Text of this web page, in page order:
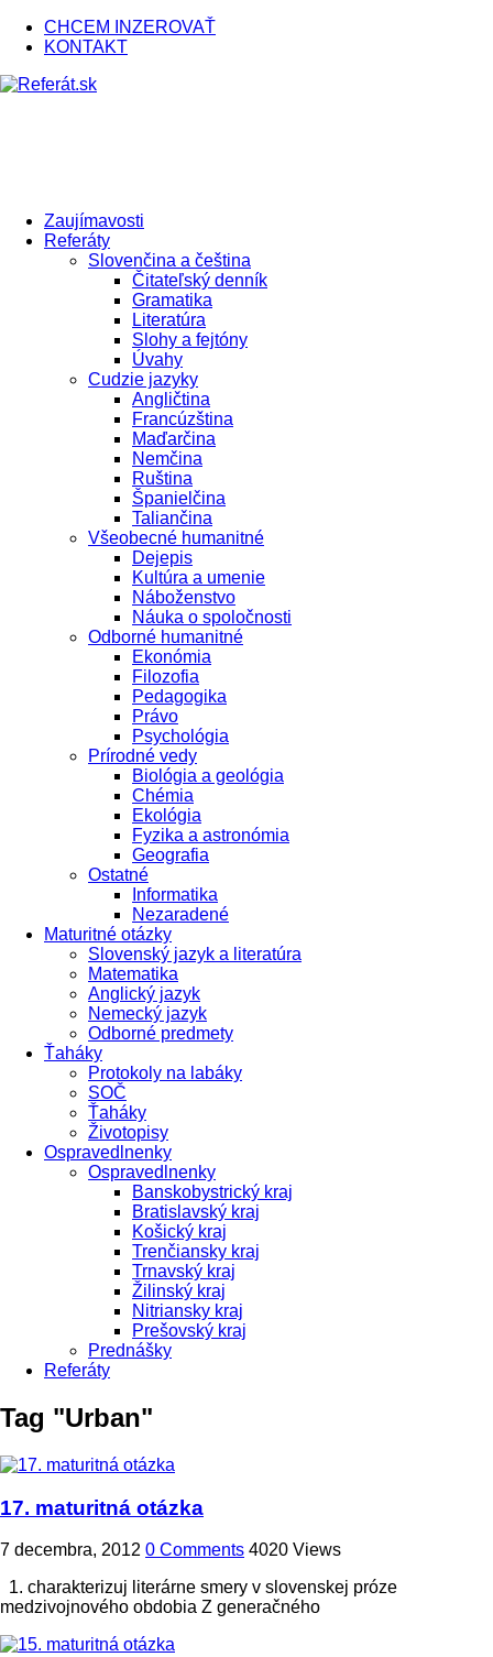
CHCEM INZEROVAŤ
KONTAKT
Zaujímavosti
Referáty
Slovenčina a čeština
Čitateľský denník
Gramatika
Literatúra
Slohy a fejtóny
Úvahy
Cudzie jazyky
Angličtina
Francúzština
Maďarčina
Nemčina
Ruština
Španielčina
Taliančina
Všeobecné humanitné
Dejepis
Kultúra a umenie
Náboženstvo
Náuka o spoločnosti
Odborné humanitné
Ekonómia
Filozofia
Pedagogika
Právo
Psychológia
Prírodné vedy
Biológia a geológia
Chémia
Ekológia
Fyzika a astronómia
Geografia
Ostatné
Informatika
Nezaradené
Maturitné otázky
Slovenský jazyk a literatúra
Matematika
Anglický jazyk
Nemecký jazyk
Odborné predmety
Ťaháky
Protokoly na labáky
SOČ
Ťaháky
Životopisy
Ospravedlnenky
Ospravedlnenky
Banskobystrický kraj
Bratislavský kraj
Košický kraj
Trenčiansky kraj
Trnavský kraj
Žilinský kraj
Nitriansky kraj
Prešovský kraj
Prednášky
Referáty
Tag "Urban"
17. maturitná otázka
7 decembra, 2012 0 Comments 4020 Views
1. charakterizuj literárne smery v slovenskej próze
medzivojnového obdobia Z generačného